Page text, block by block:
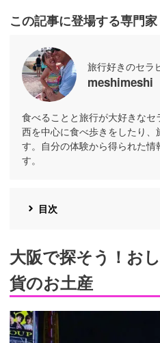
この記事に登場する専門家
旅行好きのセラ
meshimeshi
食べることと旅行が大好きな
西を中心に食べ歩きをしたり、
す。自分の体験から得られた情
す。
目次
大阪で探そう！お
貨のお土産